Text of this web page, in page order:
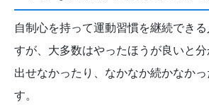
自制心を持って運動習慣を継続でき
すが、大多数はやったほうが良いと
出せなかったり、なかなか続かなか
す。